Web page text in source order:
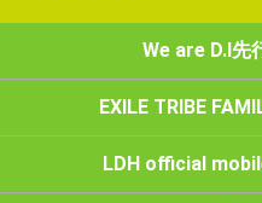
We are D.I先
EXILE TRIBE
LDH official